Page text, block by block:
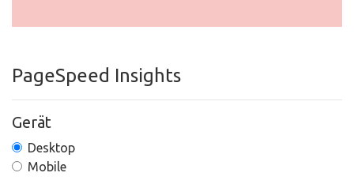
PageSpeed Insights
Gerät
Desktop
Mobile